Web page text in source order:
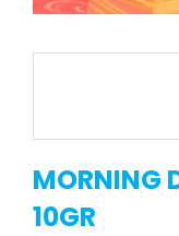
MORNING
10GR